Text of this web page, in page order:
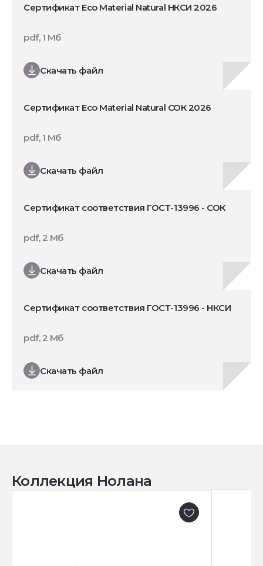
Сертификат Eco Material Natural НКСИ 2026
Скачать файл
pdf, 1 Мб
Сертификат Eco Material Natural СОК 2026
Скачать файл
pdf, 1 Мб
Сертификат соответствия ГОСТ-13996 - СОК
Скачать файл
pdf, 2 Мб
Сертификат соответствия ГОСТ-13996 - НКСИ
Скачать файл
pdf, 2 Мб
Коллекция Нолана